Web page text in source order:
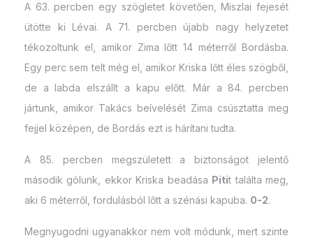
A 63. percben egy szögletet követően, Miszlai fejesét
ütötte ki Lévai. A 71. percben újabb nagy helyzetet
tékozoltunk el, amikor Zima lőtt 14 méterről Bordásba.
Egy perc sem telt még el, amikor Kriska lőtt éles szögből,
de a labda elszállt a kapu előtt. Már a 84. percben
jártunk, amikor Takács beívelését Zima csúsztatta meg
fejjel középen, de Bordás ezt is hárítani tudta.
A 85. percben megszületett a biztonságot jelentő
második gólunk, ekkor Kriska beadása Pitit találta meg,
aki 6 méterről, fordulásból lőtt a szénási kapuba. 0-2.
Megnyugodni ugyanakkor nem volt módunk, mert szinte